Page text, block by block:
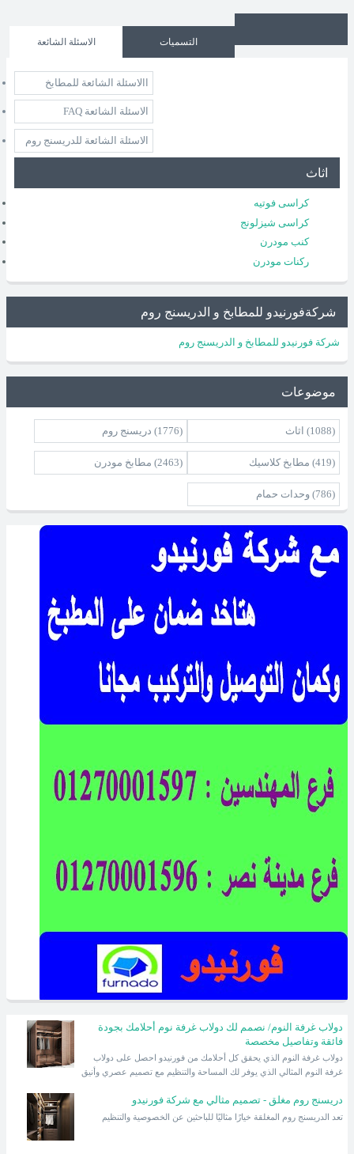
الاسئلة الشائعة التسميات
االاسئلة الشائعة للمطابخ
الاسئلة الشائعة FAQ
الاسئلة الشائعة للدريسنج روم
اثاث
كراسى فوتيه
كراسى شيزلونج
كنب مودرن
ركنات مودرن
شركةفورنيدو للمطابخ و الدريسنج روم
شركة فورنيدو للمطابخ و الدريسنج روم
موضوعات
اثاث (1088) دريسنج روم (1776)
مطابخ كلاسيك (419) مطابخ مودرن (2463)
وحدات حمام (786)
دولاب غرفة النوم/ نصمم لك دولاب غرفة نوم أحلامك بجودة
فائقة وتفاصيل مخصصة
غرفة النوم المثالي الذي يوفر لك المساحة والتنظيم مع تصميم عصري وأنيق
دريسنج روم مغلق - تصميم مثالي مع شركة فورنيدو
تعد الدريسنج روم المغلقة خيارًا مثاليًا للباحثين عن الخصوصية والتنظيم